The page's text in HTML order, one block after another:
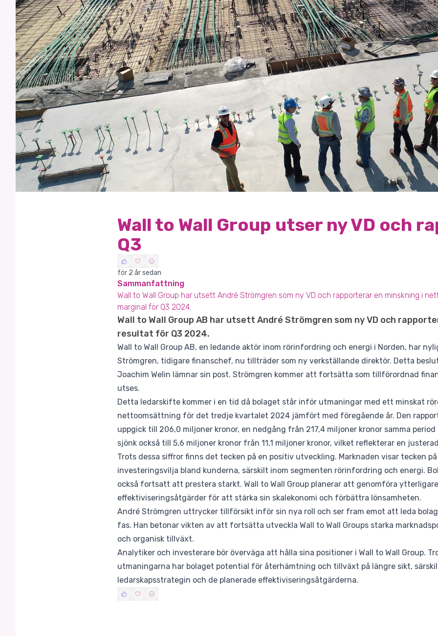
Wall to Wall Group utser ny VD och
Q3
för 2 år sedan
Sammanfattning
Wall to Wall Group har utsett André Strömgren som ny VD och rapporterar en minskning i
marginal för Q3 2024.
Wall to Wall Group AB har utsett André Strömgren som ny VD och
resultat för Q3 2024.
Wall to Wall Group AB, en ledande aktör inom rörinfordring och energi i Norden, har
Strömgren, tidigare finanschef, nu tillträder som ny verkställande direktör. Detta
Joachim Welin lämnar sin post. Strömgren kommer att fortsätta som tillförordnad
utses.
Detta ledarskifte kommer i en tid då bolaget står inför utmaningar med ett minskat
nettoomsättning för det tredje kvartalet 2024 jämfört med föregående år. Den
uppgick till 206,0 miljoner kronor, en nedgång från 217,4 miljoner kronor samma
sjönk också till 5,6 miljoner kronor från 11,1 miljoner kronor, vilket reflekterar en
Trots dessa siffror finns det tecken på en positiv utveckling. Marknaden visar tecken
investeringsvilja bland kunderna, särskilt inom segmenten rörinfordring och energi.
också fortsatt att prestera starkt. Wall to Wall Group planerar att genomföra
effektiviseringsåtgärder för att stärka sin skalekonomi och förbättra lönsamheten.
André Strömgren uttrycker tillförsikt inför sin nya roll och ser fram emot att leda
fas. Han betonar vikten av att fortsätta utveckla Wall to Wall Groups starka
och organisk tillväxt.
Analytiker och investerare bör överväga att hålla sina positioner i Wall to Wall Group.
utmaningarna har bolaget potential för återhämtning och tillväxt på längre sikt,
ledarskapsstrategin och de planerade effektiviseringsåtgärderna.